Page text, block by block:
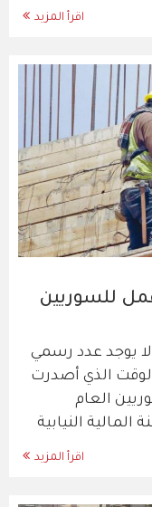
اقرأ المزيد
تصريح عمل للسوريين
لا يوجد عدد رسمي
الذي أصدرت
العام
النيابية
اقرأ المزيد